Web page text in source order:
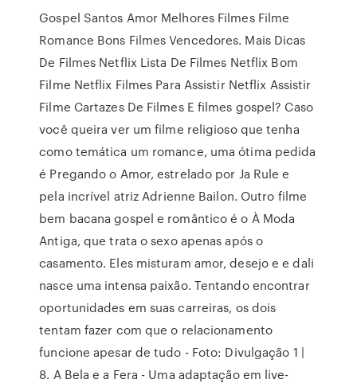
Gospel Santos Amor Melhores Filmes Filme
Romance Bons Filmes Vencedores. Mais Dicas
De Filmes Netflix Lista De Filmes Netflix Bom
Filme Netflix Filmes Para Assistir Netflix Assistir
Filme Cartazes De Filmes E filmes gospel? Caso
você queira ver um filme religioso que tenha
como temática um romance, uma ótima pedida
é Pregando o Amor, estrelado por Ja Rule e
pela incrível atriz Adrienne Bailon. Outro filme
bem bacana gospel e romântico é o À Moda
Antiga, que trata o sexo apenas após o
casamento. Eles misturam amor, desejo e e dali
nasce uma intensa paixão. Tentando encontrar
oportunidades em suas carreiras, os dois
tentam fazer com que o relacionamento
funcione apesar de tudo - Foto: Divulgação 1 |
8. A Bela e a Fera - Uma adaptação em live-